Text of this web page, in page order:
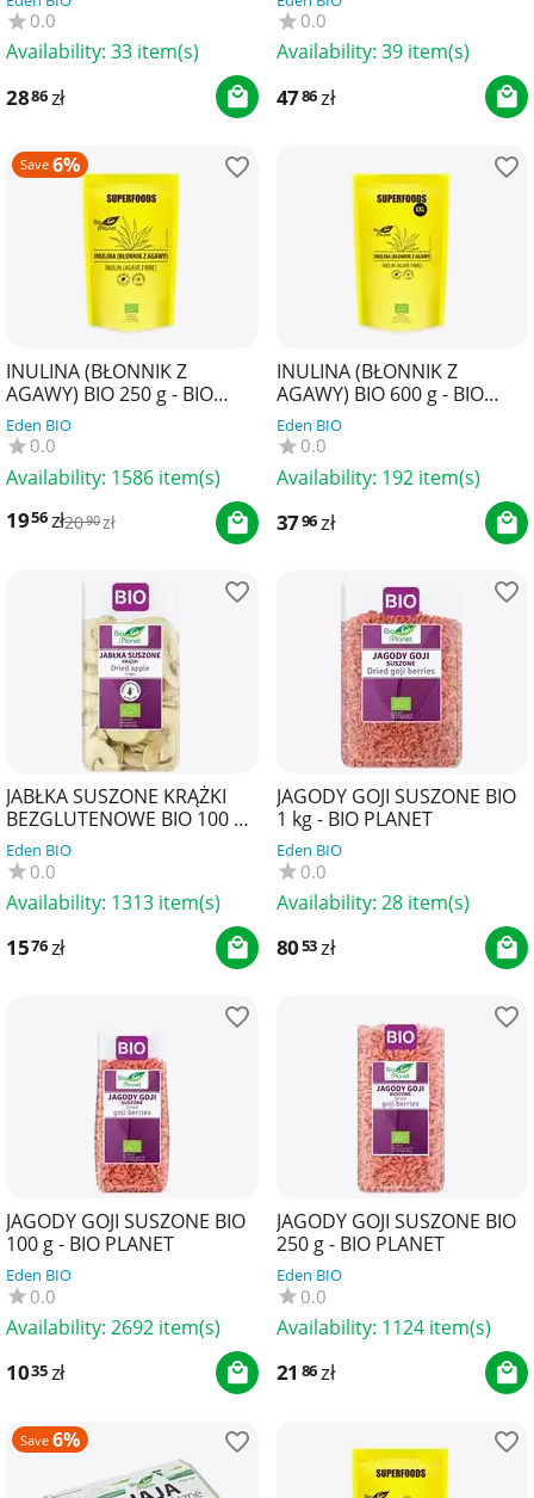
0.0
Availability: 33 item(s)
2886zł
(CLEAN LABEL)
0.0
Availability: 39 item(s)
4786zł
Save 6%
INULINA (BŁONNIK Z
AGAWY) BIO 250 g - BIO
PLANET SUPERFOODS
Eden BIO
0.0
Availability: 1586 item(s)
1956 zł2090 zł
INULINA (BŁONNIK Z
AGAWY) BIO 600 g - BIO
PLANET SUPERFOODS
Eden BIO
0.0
Availability: 192 item(s)
3796zł
JABŁKA SUSZONE KRĄŻKI
BEZGLUTENOWE BIO 100 g -
BIO PLANET
Eden BIO
0.0
Availability: 1313 item(s)
1576zł
JAGODY GOJI SUSZONE BIO
1 kg - BIO PLANET
Eden BIO
0.0
Availability: 28 item(s)
8053zł
JAGODY GOJI SUSZONE BIO
100 g - BIO PLANET
Eden BIO
0.0
Availability: 2692 item(s)
1035zł
JAGODY GOJI SUSZONE BIO
250 g - BIO PLANET
Eden BIO
0.0
Availability: 1124 item(s)
21 86zł
Save 6%